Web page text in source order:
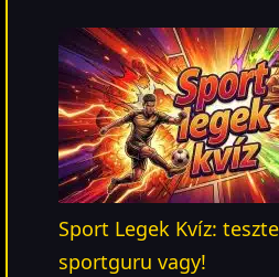
Sport Legek Kvíz:
sportguru vagy!